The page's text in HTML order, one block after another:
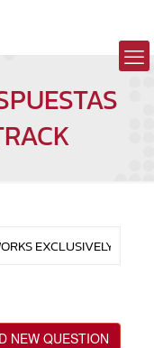
NEW QUESTION